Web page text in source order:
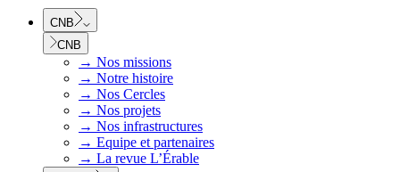
CNB
CNB
→ Nos missions
→ Notre histoire
→ Nos Cercles
→ Nos projets
→ Nos infrastructures
→ Equipe et partenaires
→ La revue L’Érable